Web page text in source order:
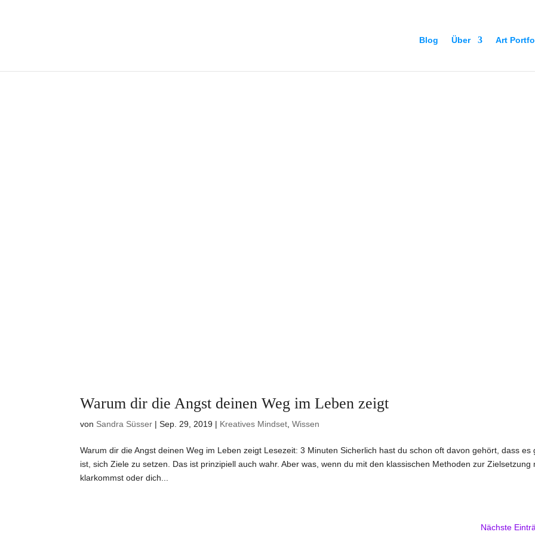
Blog Über Art
Warum dir die Angst deinen Weg im Leben zeigt
von Sandra Süsser |Sep. 29, 2019 | Kreatives Mindset ,Wissen
Warum dir die Angst deinen Weg im Leben zeigt Lesezeit: 3 Minuten Sicherlich hast du schon oft davon gehört, dass es
ist, sich Ziele zu setzen. Das ist prinzipiell auch wahr. Aber was, wenn du mit den klassischen Methoden zur Zielsetzung
klarkommst oder dich...
Nächste